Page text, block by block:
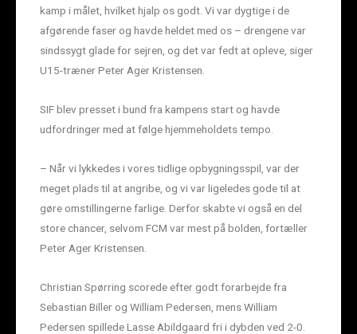
kamp i målet, hvilket hjalp os godt. Vi var dygtige i de
afgørende faser og havde heldet med os – drengene var
sindssygt glade for sejren, og det var fedt at opleve, siger
U15-træner Peter Ager Kristensen.
SIF blev presset i bund fra kampens start og havde
udfordringer med at følge hjemmeholdets tempo.
– Når vi lykkedes i vores tidlige opbygningsspil, var der
meget plads til at angribe, og vi var ligeledes gode til at
gøre omstillingerne farlige. Derfor skabte vi også en del
store chancer, selvom FCM var mest på bolden, fortæller
Peter Ager Kristensen.
Christian Spørring scorede efter godt forarbejde fra
Sebastian Biller og William Pedersen, mens William
Pedersen spillede Lasse Abildgaard fri i dybden ved 2-0.